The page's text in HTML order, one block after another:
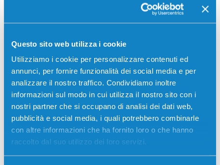
Questo sito web utilizza i cookie
Utilizziamo i cookie per personalizzare contenuti ed
annunci, per fornire funzionalità dei social media e per
analizzare il nostro traffico. Condividiamo inoltre
informazioni sul modo in cui utilizza il nostro sito con i
nostri partner che si occupano di analisi dei dati web,
pubblicità e social media, i quali potrebbero combinarle
con altre informazioni che ha fornito loro o che hanno
raccolto dal suo utilizzo dei loro servizi.
Toner compatibile Kyocera-Mita 1T02TWBNL0 TK-5280M
ECOSYS M6235, Kyocera-Mita ECOSYS M6635, Kyocera-
Mita ECOSYS P6235
30,00€
CONSEGNA IN 24/48 ORE
Aggiungi al carrello